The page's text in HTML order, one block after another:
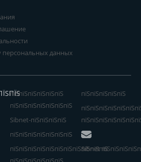
персональных данных
пїЅпїЅпїЅпїЅпїЅпїЅ
пїЅпїЅпїЅпїЅпїЅпїЅпїЅ
Sibnet-пїЅпїЅпїЅпїЅ
пїЅпїЅпїЅпїЅпїЅ
пїЅпїЅпїЅпїЅпїЅпїЅпїЅ
пїЅпїЅпїЅпїЅпїЅпїЅпїЅпїЅпїЅпїЅпїЅ
Sibnet